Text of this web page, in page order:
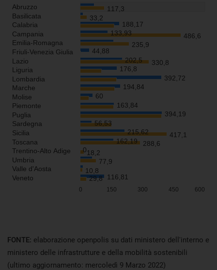
FONTE: elaborazione openpolis su dati ministero dell'interno e
ministero delle infrastrutture e della mobilità sostenibili
(ultimo aggiornamento: mercoledì 9 Marzo 2022)